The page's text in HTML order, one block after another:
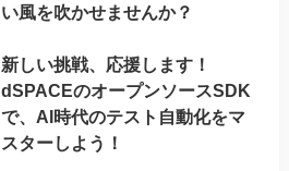
い風を吹かせませんか？
新しい挑戦、応援します！
dSPACEのオープンソースSDK
で、AI時代のテスト自動化をマ
スターしよう！